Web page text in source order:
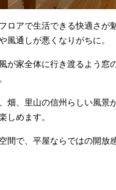
ロアで生活できる快適さが
風通しが悪くなりがちに。
が家全体に行き渡るよう窓
畑、里山の信州らしい風景
しめます。
間で、平屋ならではの開放